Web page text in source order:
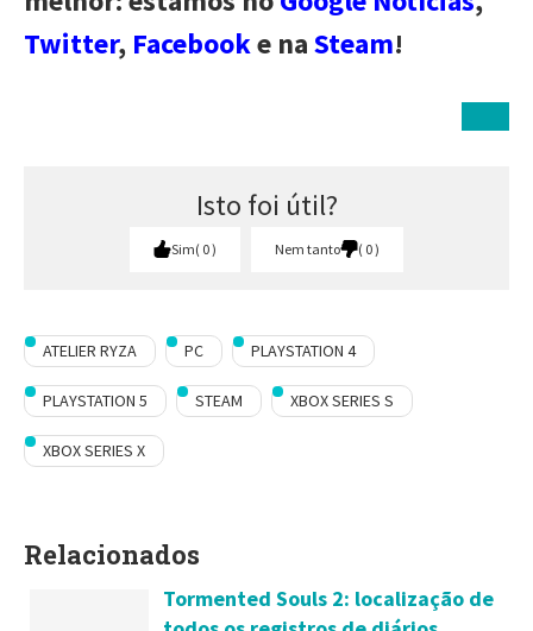
Twitter, Facebooke naSteam!
Isto foi útil?
Sim 0 Nem tanto 0
ATELIER RYZA PC PLAYSTATION 4
PLAYSTATION 5 STEAM XBOX SERIES S
XBOX SERIES X
Relacionados
Tormented Souls 2: localização de